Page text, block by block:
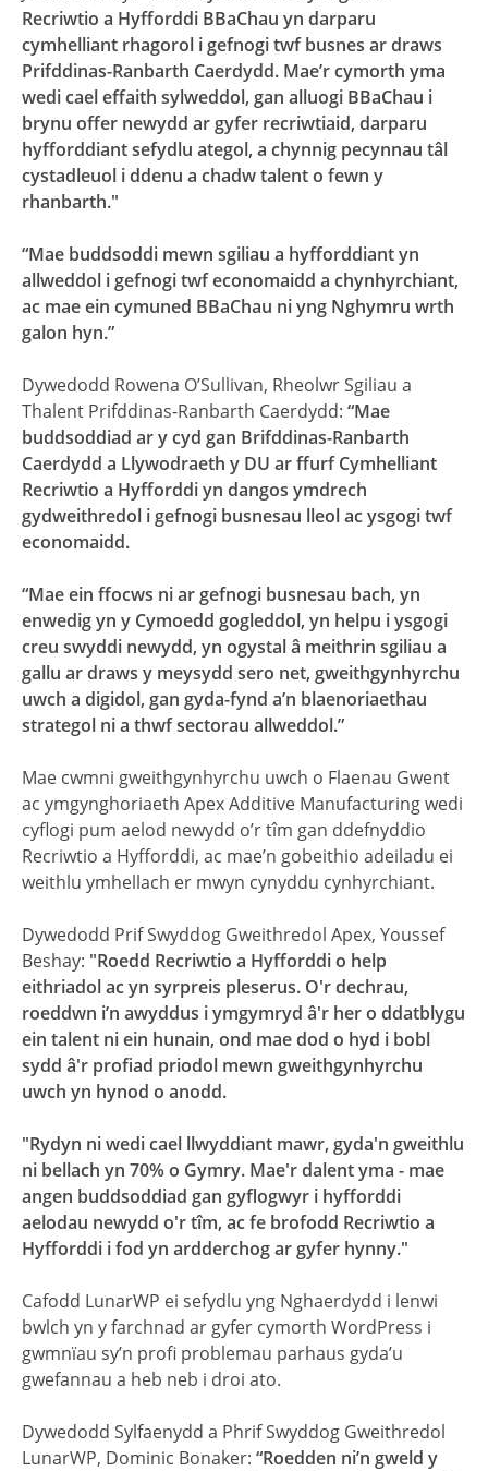
Recriwtio a Hyfforddi BBaChau yn darparu
cymhelliant rhagorol i gefnogi twf busnes ar draws
Prifddinas-Ranbarth Caerdydd. Mae’r cymorth yma
wedi cael effaith sylweddol, gan alluogi BBaChau i
brynu offer newydd ar gyfer recriwtiaid, darparu
hyfforddiant sefydlu ategol, a chynnig pecynnau tâl
cystadleuol i ddenu a chadw talent o fewn y
rhanbarth."
“Mae buddsoddi mewn sgiliau a hyfforddiant yn
allweddol i gefnogi twf economaidd a chynhyrchiant,
ac mae ein cymuned BBaChau ni yng Nghymru wrth
galon hyn.”
Dywedodd Rowena O’Sullivan, Rheolwr Sgiliau a
Thalent Prifddinas-Ranbarth Caerdydd: “Mae
buddsoddiad ar y cyd gan Brifddinas-Ranbarth
Caerdydd a Llywodraeth y DU ar ffurf Cymhelliant
Recriwtio a Hyfforddi yn dangos ymdrech
gydweithredol i gefnogi busnesau lleol ac ysgogi twf
economaidd.
“Mae ein ffocws ni ar gefnogi busnesau bach, yn
enwedig yn y Cymoedd gogleddol, yn helpu i ysgogi
creu swyddi newydd, yn ogystal â meithrin sgiliau a
gallu ar draws y meysydd sero net, gweithgynhyrchu
uwch a digidol, gan gyda-fynd a’n blaenoriaethau
strategol ni a thwf sectorau allweddol.”
Mae cwmni gweithgynhyrchu uwch o Flaenau Gwent
ac ymgynghoriaeth Apex Additive Manufacturing wedi
cyflogi pum aelod newydd o’r tîm gan ddefnyddio
Recriwtio a Hyfforddi, ac mae’n gobeithio adeiladu ei
weithlu ymhellach er mwyn cynyddu cynhyrchiant.
Dywedodd Prif Swyddog Gweithredol Apex, Youssef
Beshay: "Roedd Recriwtio a Hyfforddi o help
eithriadol ac yn syrpreis pleserus. O'r dechrau,
roeddwn i’n awyddus i ymgymryd â'r her o ddatblygu
ein talent ni ein hunain, ond mae dod o hyd i bobl
sydd â'r profiad priodol mewn gweithgynhyrchu
uwch yn hynod o anodd.
"Rydyn ni wedi cael llwyddiant mawr, gyda'n gweithlu
ni bellach yn 70% o Gymry. Mae'r dalent yma - mae
angen buddsoddiad gan gyflogwyr i hyfforddi
aelodau newydd o'r tîm, ac fe brofodd Recriwtio a
Hyfforddi i fod yn ardderchog ar gyfer hynny."
Cafodd LunarWP ei sefydlu yng Nghaerdydd i lenwi
bwlch yn y farchnad ar gyfer cymorth WordPress i
gwmnïau sy’n profi problemau parhaus gyda’u
gwefannau a heb neb i droi ato.
Dywedodd Sylfaenydd a Phrif Swyddog Gweithredol
LunarWP, Dominic Bonaker: “Roedden ni’n gweld y